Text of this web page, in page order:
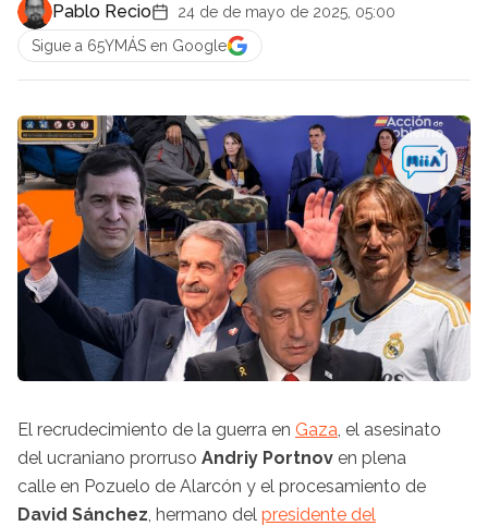
Pablo Recio
24 de de mayo de 2025, 05:00
Sigue a 65YMÁS en Google
El recrudecimiento de la guerra en Gaza, el asesinato
del ucraniano prorruso Andriy Portnov en plena
calle en Pozuelo de Alarcón y el procesamiento de
David Sánchez, hermano del presidente del